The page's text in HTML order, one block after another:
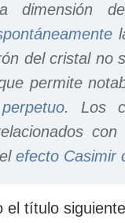
dimensión
del cristal no
permite
. ​Los
efecto Casimir
el título